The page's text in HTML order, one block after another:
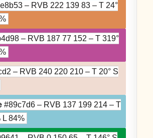
– RVB 222 139 83 – T 24°
– RVB 187 77 152 – T 319°
– RVB 240 220 210 – T 20° S
#89c7d6 – RVB 137 199 214 – T
L 84%